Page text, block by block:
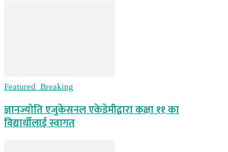
Featured_Breaking
ज्ञानज्योति एजुकेसनल एकेडेमीद्वारा कक्षा ११ का
विद्यार्थीलाई स्वागत